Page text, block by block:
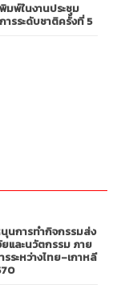
พ์ในงานประชุม
ารระดับชาติครั้งที่ 5
นการทำกิจกรรมส่ง
และนวัตกรรม ภาย
ระหว่างไทย–เกาหลี